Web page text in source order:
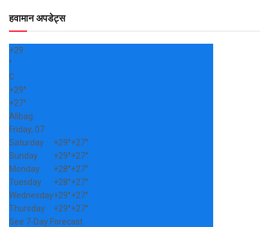
हवामान अपडेट्स
+29
°
C
+29°
+27°
Alibag
Friday, 07
Saturday
+29°+27°
Sunday
+29°+27°
Monday
+28°+27°
Tuesday
+28°+27°
Wednesday+29°+27°
Thursday
+29°+27°
See 7-Day Forecast